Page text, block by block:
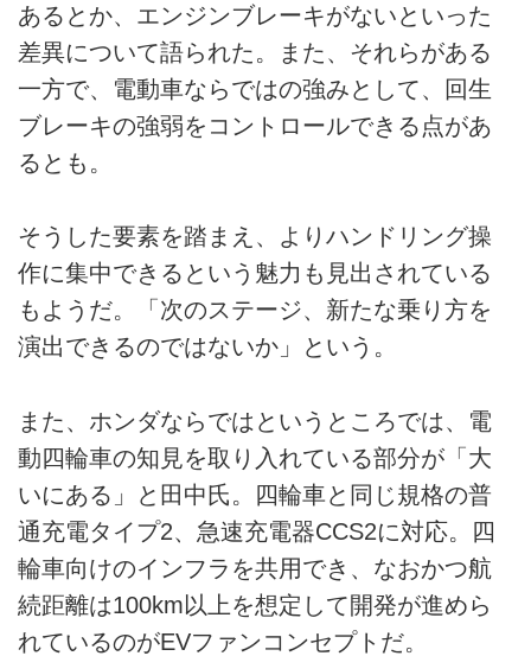
あるとか、エンジンブレーキがないといった
差異について語られた。また、それらがある
一方で、電動車ならではの強みとして、回生
ブレーキの強弱をコントロールできる点があ
るとも。
そうした要素を踏まえ、よりハンドリング操
作に集中できるという魅力も見出されている
もようだ。「次のステージ、新たな乗り方を
演出できるのではないか」という。
また、ホンダならではというところでは、電
動四輪車の知見を取り入れている部分が「大
いにある」と田中氏。四輪車と同じ規格の普
通充電タイプ2、急速充電器CCS2に対応。四
輪車向けのインフラを共用でき、なおかつ航
続距離は100km以上を想定して開発が進めら
れているのがEVファンコンセプトだ。